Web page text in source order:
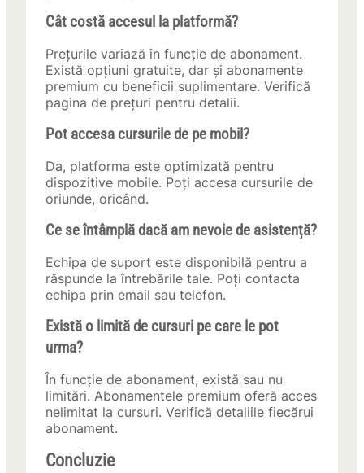
Cât costă accesul la platformă?
Prețurile variază în funcție de abonament.
Există opțiuni gratuite, dar și abonamente
premium cu beneficii suplimentare. Verifică
pagina de prețuri pentru detalii.
Pot accesa cursurile de pe mobil?
Da, platforma este optimizată pentru
dispozitive mobile. Poți accesa cursurile de
oriunde, oricând.
Ce se întâmplă dacă am nevoie de asistență?
Echipa de suport este disponibilă pentru a
răspunde la întrebările tale. Poți contacta
echipa prin email sau telefon.
Există o limită de cursuri pe care le pot
urma?
În funcție de abonament, există sau nu
limitări. Abonamentele premium oferă acces
nelimitat la cursuri. Verifică detaliile fiecărui
abonament.
Concluzie